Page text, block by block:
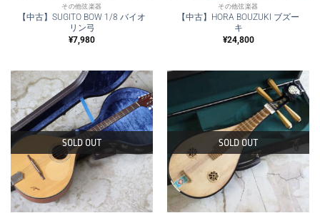
その他弦楽器
【中古】SUGITO BOW 1/8 バイオ
リン弓
¥7,980
その他弦楽器
【中古】HORA BOUZUKI ブズー
キ
¥24,800
SOLD OUT SOLD OUT